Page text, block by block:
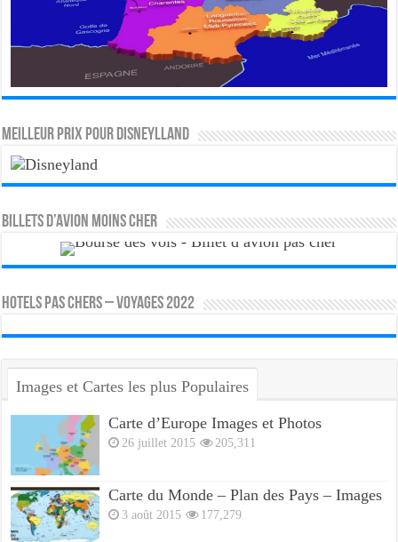
MEILLEUR PRIX POUR DISNEYLLAND
Billets d’avion moins cher
HOTELS PAS CHERS – VOYAGES 2022
Images et Cartes les plus Populaires
Carte d’Europe Images et Photos
26 juillet 2015 205,311
Carte du Monde – Plan des Pays – Images
3 août 2015 177,279